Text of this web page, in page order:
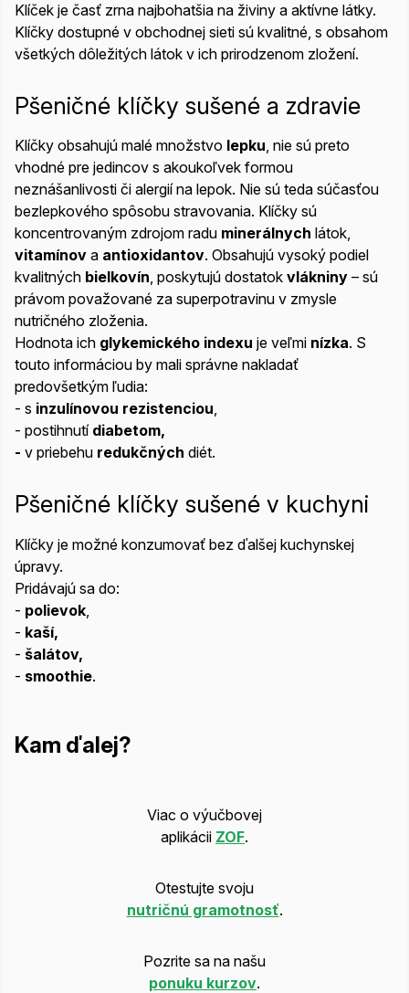
Klíček je časť zrna najbohatšia na živiny a aktívne látky.
Klíčky dostupné v obchodnej sieti sú kvalitné, s obsahom
všetkých dôležitých látok v ich prirodzenom zložení.
Pšeničné klíčky sušené a zdravie
Klíčky obsahujú malé množstvo lepku, nie sú preto
vhodné pre jedincov s akoukoľvek formou
neznášanlivosti či alergií na lepok. Nie sú teda súčasťou
bezlepkového spôsobu stravovania. Klíčky sú
koncentrovaným zdrojom radu minerálnych látok,
vitamínov a antioxidantov. Obsahujú vysoký podiel
kvalitných bielkovín, poskytujú dostatok vlákniny – sú
právom považované za superpotravinu v zmysle
nutričného zloženia.
Hodnota ich glykemického indexu je veľmi nízka. S
touto informáciou by mali správne nakladať
predovšetkým ľudia:
- s inzulínovou rezistenciou,
- postihnutí diabetom,
​- v priebehu redukčných diét.
Pšeničné klíčky sušené v kuchyni
Klíčky je možné konzumovať bez ďalšej kuchynskej
úpravy.
Pridávajú sa do:
- polievok
- kaší,
- šalátov,
- smoothie.
Kam ďalej?
Viac o výučbovej
aplikácii ZOF.
Otestujte svoju
nutričnú gramotnosť.
Pozrite sa na našu
ponuku kurzov.